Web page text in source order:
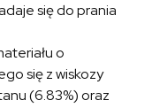
się do prania
o
się z wiskozy
(6.83%) oraz